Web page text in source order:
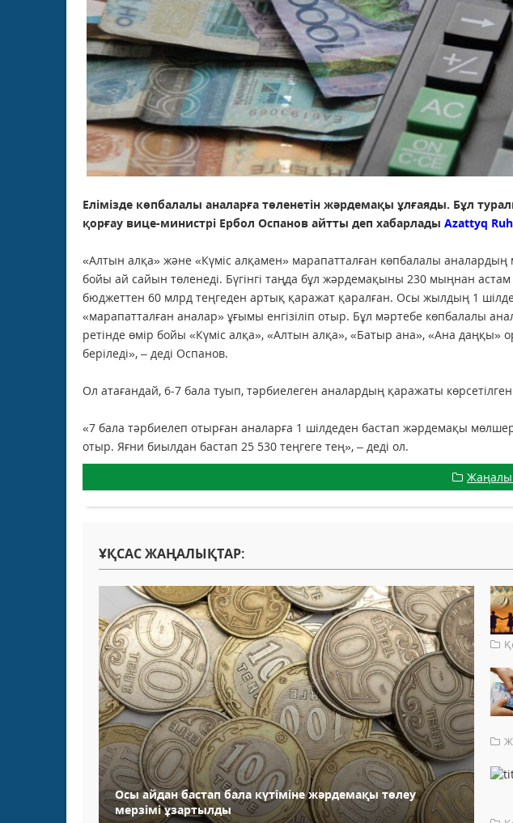
Елімізде көпбалалы аналарға төленетін жәрдемақы ұлғаяды. Бұл
қорғау вице-министрі Ербол Оспанов айтты деп хабарлады Azattyq
«Алтын алқа» және «Күміс алқамен» марапатталған көпбалалы аналардың
бойы ай сайын төленеді. Бүгінгі таңда бұл жәрдемақыны 230 мыңнан
бюджеттен 60 млрд теңгеден артық қаражат қаралған. Осы жылдың 1
«марапатталған аналар» ұғымы енгізіліп отыр. Бұл мәртебе көпбалалы
ретінде өмір бойы «Күміс алқа», «Алтын алқа», «Батыр ана», «Ана даңқы»
беріледі», – деді Оспанов.
Ол атағандай, 6-7 бала туып, тәрбиелеген аналардың қаражаты
«7 бала тәрбиелеп отырған аналарға 1 шілдеден бастап жәрдемақы
отыр. Яғни биылдан бастап 25 530 теңгеге тең», – деді ол.
ҰҚСАС ЖАҢАЛЫҚТАР:
Осы айдан бастап бала күтіміне жәрдемақы төлеу
мерзімі ұзартылды